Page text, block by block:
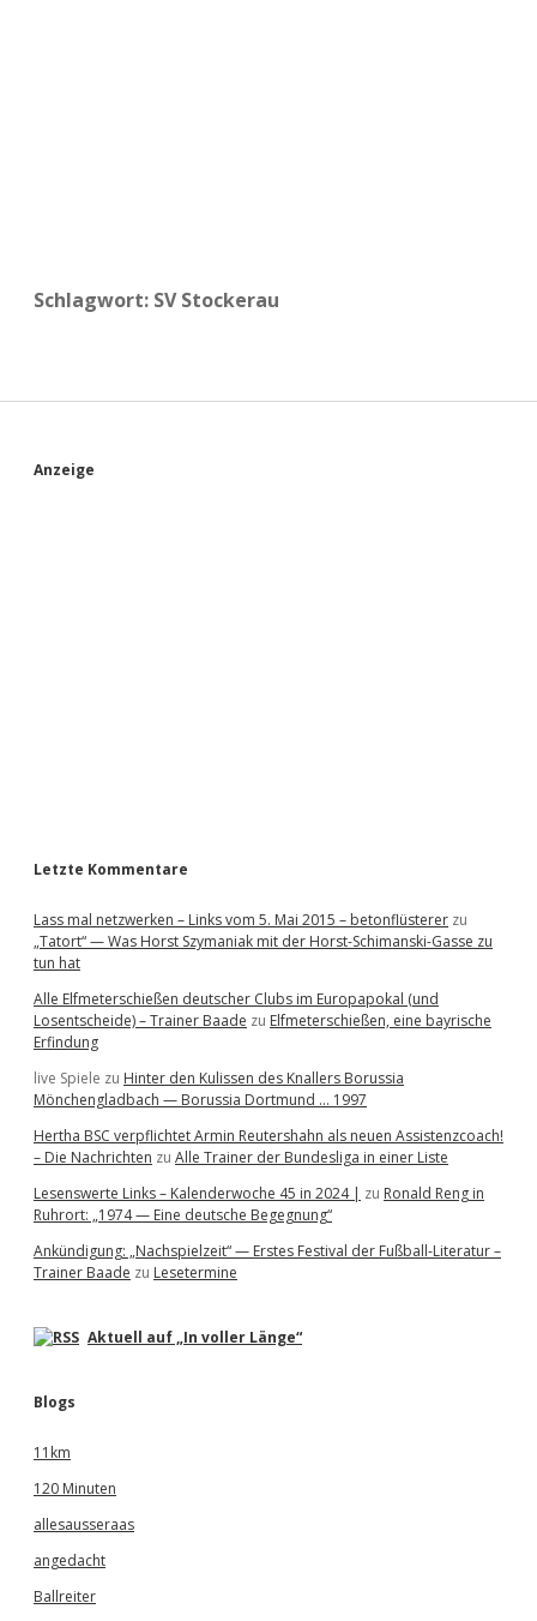
Schlagwort: SV Stockerau
S
Anzeige
Letzte Kommentare
Lass mal netzwerken – Links vom 5. Mai 2015 – betonflüsterer zu
„Tatort“ — Was Horst Szymaniak mit der Horst-Schimanski-Gasse zu
tun hat
Alle Elfmeterschießen deutscher Clubs im Europapokal (und
Losentscheide) – Trainer Baade zu Elfmeterschießen, eine bayrische
Erfindung
live Spiele zu Hinter den Kulissen des Knallers Borussia
Mönchengladbach — Borussia Dortmund … 1997
Hertha BSC verpflichtet Armin Reutershahn als neuen Assistenzcoach!
– Die Nachrichten zu Alle Trainer der Bundesliga in einer Liste
Lesenswerte Links – Kalenderwoche 45 in 2024 | zu Ronald Reng in
Ruhrort: „1974 — Eine deutsche Begegnung“
Ankündigung: „Nachspielzeit“ — Erstes Festival der Fußball-Literatur –
Trainer Baade zu Lesetermine
Aktuell auf „In voller Länge“
Blogs
11km
120 Minuten
allesausseraas
angedacht
Ballreiter